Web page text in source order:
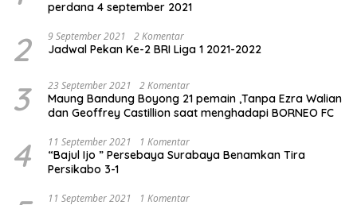
perdana 4 september 2021
2 9 September 2021 2 Komentar
Jadwal Pekan Ke-2 BRI Liga 1 2021-2022
3 23 September 2021 2 Komentar
Maung Bandung Boyong 21 pemain ,Tanpa Ezra Walian
dan Geoffrey Castillion saat menghadapi BORNEO FC
4 11 September 2021 1 Komentar
“Bajul Ijo ” Persebaya Surabaya Benamkan Tira
Persikabo 3-1
11 September 2021 1 Komentar